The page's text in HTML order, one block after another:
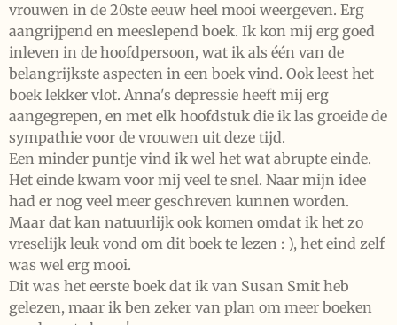
vrouwen in de 20ste eeuw heel mooi weergeven. Erg
aangrijpend en meeslepend boek. Ik kon mij erg goed
inleven in de hoofdpersoon, wat ik als één van de
belangrijkste aspecten in een boek vind. Ook leest het
boek lekker vlot. Anna's depressie heeft mij erg
aangegrepen, en met elk hoofdstuk die ik las groeide de
sympathie voor de vrouwen uit deze tijd.
Een minder puntje vind ik wel het wat abrupte einde.
Het einde kwam voor mij veel te snel. Naar mijn idee
had er nog veel meer geschreven kunnen worden.
Maar dat kan natuurlijk ook komen omdat ik het zo
vreselijk leuk vond om dit boek te lezen : ), het eind zelf
was wel erg mooi.
Dit was het eerste boek dat ik van Susan Smit heb
gelezen, maar ik ben zeker van plan om meer boeken